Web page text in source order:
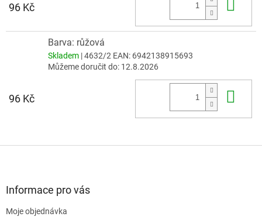
96 Kč
Barva: růžová
Skladem | 4632/2 EAN: 6942138915693
Můžeme doručit do: 12.8.2026
96 Kč
Informace pro vás
Moje objednávka